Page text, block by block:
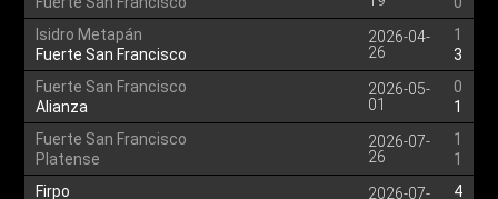
Isidro Metapán
Fuerte San Francisco
2026-04-
26
1
3
Fuerte San Francisco
Alianza
2026-05-
01
0
1
Fuerte San Francisco
Platense
2026-07-
26
1
1
Firpo
2026-07-
4